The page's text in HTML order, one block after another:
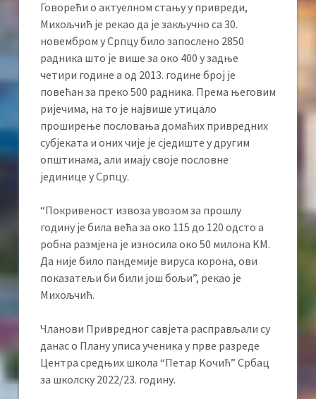
Говорећи о актуелном стању у привреди,
Михољчић је рекао да је закључно са 30.
новембром у Српцу било запослено 2850
радника што је више за око 400 у задње
четири године а од 2013. године број је
повећан за преко 500 радника. Према његовим
ријечима, на то је највише утицало
проширење пословања домаћих привредних
субјеката и оних чије је сједиште у другим
општинама, али имају своје пословне
јединице у Српцу.
“Покривеност извоза увозом за прошлу
годину је била већа за око 115 до 120 одсто а
робна размјена је износила око 50 милона KМ.
Да није било пандемије вируса корона, ови
показатељи би били још бољи”, рекао је
Михољчић.
Чланови Привредног савјета расправљали су
данас о Плану уписа ученика у прве разреде
Центра средњих школа “Петар Kочић” Србац
за школску 2022/23. годину.